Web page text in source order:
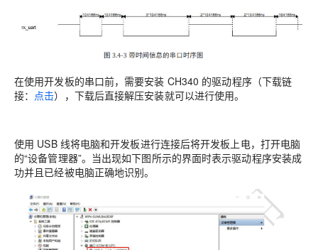
在使用开发板的串口前，需要安装 CH340 的驱动程序（下载链
接： 点击），下载后直接解压安装就可以进行使用。
使用 USB 线将电脑和开发板进行连接后将开发板上电，打开电脑
的“设备管理器”。当出现如下图所示的界面时表示驱动程序安装成
功并且已经被电脑正确地识别。